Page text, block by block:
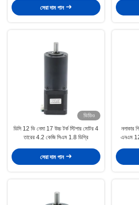
সেরা দাম পান
ভিডিও
ডিসি 12 ভি নেমা 17 উচ্চ টর্ক স্টিপার মোটর 4
তারের 4.2 কেজি সিএম 1.8 ডিগ্রি
সেরা দাম পান
নলাকার
এনএম 12